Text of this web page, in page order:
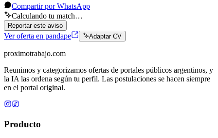
Compartir por WhatsApp
Calculando tu match…
Reportar este aviso
Ver oferta en pandape Adaptar CV
proximotrabajo.com
Reunimos y categorizamos ofertas de portales públicos argentinos, y
la IA las ordena según tu perfil. Las postulaciones se hacen siempre
en el portal original.
Producto